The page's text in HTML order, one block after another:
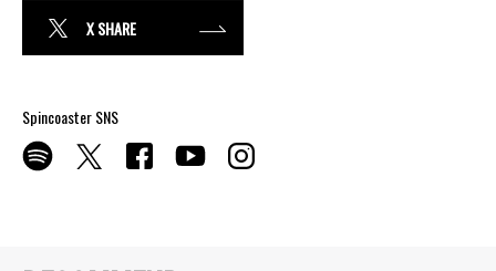
X SHARE
Spincoaster SNS